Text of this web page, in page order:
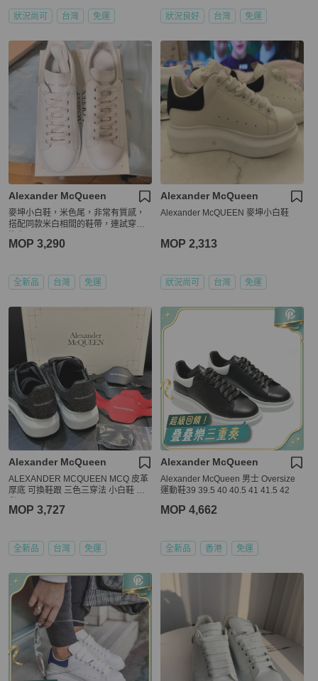
狀況尚可 台灣 免運 狀況良好 台灣 免運
Alexander McQueen
麥坤小白鞋，米色尾，非常有質感，
搭配同款米白相間的鞋帶，連試穿都
MOP 3,290
全新品 台灣 免運
Alexander McQueen
Alexander McQUEEN 麥坤小白鞋
MOP 2,313
狀況尚可 台灣 免運
Alexander McQueen
ALEXANDER MCQUEEN MCQ 皮革
厚底 可換鞋跟 三色三穿法 小白鞋 現
MOP 3,727
全新品 台灣 免運
Alexander McQueen
Alexander McQueen 男士 Oversize
運動鞋39 39.5 40 40.5 41 41.5 42
MOP 4,662
全新品 香港 免運